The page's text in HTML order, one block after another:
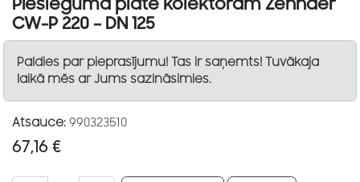
Pieslēguma plate kolektoram Zehnder
CW-P 220 – DN 125
Paldies par pieprasījumu! Tas ir saņemts! Tuvākaja
laikā mēs ar Jums sazināsimies.
Atsauce: 990323510
67,16 €